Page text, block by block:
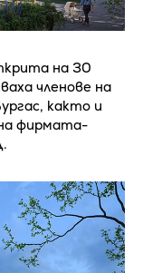
на 30
членове на
както и
фирмата-